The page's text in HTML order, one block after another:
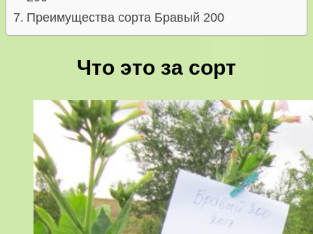
Преимущества сорта Бравый 200
Что это за сорт